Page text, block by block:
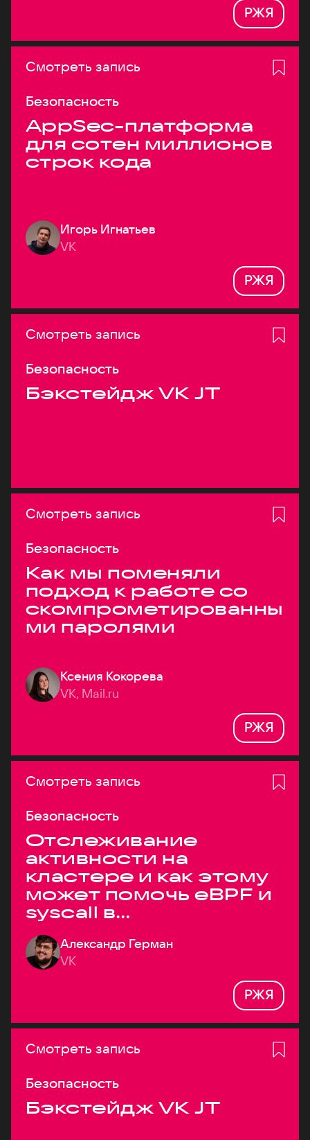
РЖЯ
Смотреть запись
Безопасность
AppSec-платформа
для сотен миллионов
строк кода
Игорь Игнатьев
VK
РЖЯ
Смотреть запись
Безопасность
Бэкстейдж VK JT
Смотреть запись
Безопасность
Как мы поменяли
подход к работе со
скомпрометированны
ми паролями
Ксения Кокорева
VK, Mail.ru
РЖЯ
Смотреть запись
Безопасность
Отслеживание
активности на
кластере и как этому
может помочь eBPF и
syscall в
высоконагруженных
системах
Александр Герман
VK
РЖЯ
Смотреть запись
Безопасность
Бэкстейдж VK JT